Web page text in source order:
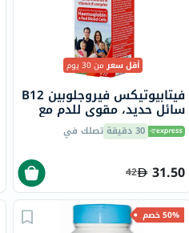
أقل سعرمن 30 يوم
فيتابيوتيكس فيروجلوبين B12
سائل حديد، مقوي للدم مع
المعادن وفيتامينات B المركب
200 مل 30 دقيقة تصلك في
31.50
42
50% خصم